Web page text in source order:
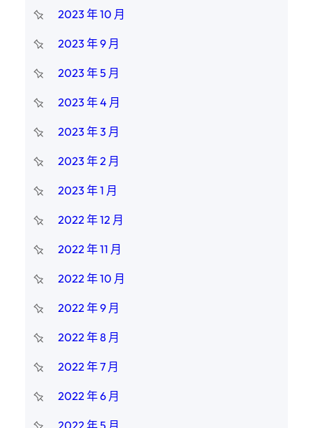
2023 年 10 月
2023 年 9 月
2023 年 5 月
2023 年 4 月
2023 年 3 月
2023 年 2 月
2023 年 1 月
2022 年 12 月
2022 年 11 月
2022 年 10 月
2022 年 9 月
2022 年 8 月
2022 年 7 月
2022 年 6 月